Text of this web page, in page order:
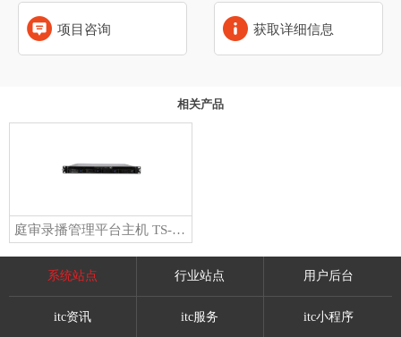
项目咨询 获取详细信息
相关产品
庭审录播管理平台主机 TS-0660T
系统站点 行业站点 用户后台
itc资讯 itc服务 itc小程序